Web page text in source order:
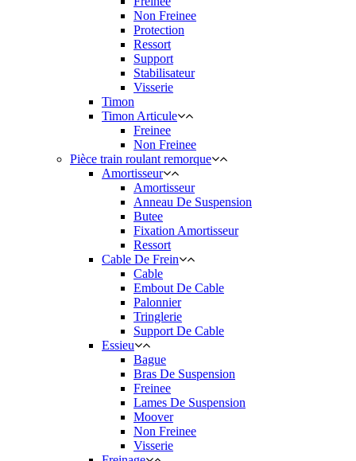
Non Freinee
Protection
Ressort
Support
Stabilisateur
Visserie
Timon
Timon Articule
Freinee
Non Freinee
Pièce train roulant remorque
Amortisseur
Amortisseur
Anneau De Suspension
Butee
Fixation Amortisseur
Ressort
Cable De Frein
Cable
Embout De Cable
Palonnier
Tringlerie
Support De Cable
Essieu
Bague
Bras De Suspension
Freinee
Lames De Suspension
Moover
Non Freinee
Visserie